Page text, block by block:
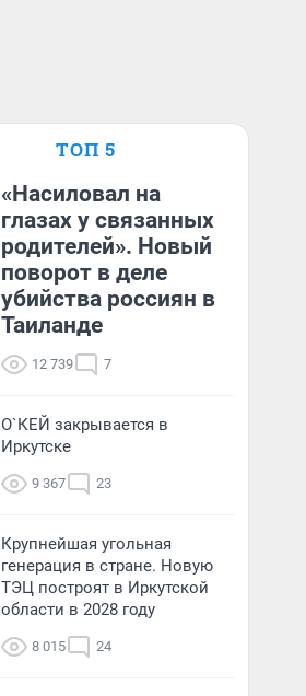
ТОП 5
«Насиловал на
глазах у связанных
родителей». Новый
поворот в деле
убийства россиян в
Таиланде
12 739 7
О`КЕЙ закрывается в
Иркутске
9 367 23
Крупнейшая угольная
генерация в стране. Новую
ТЭЦ построят в Иркутской
области в 2028 году
8 015 24